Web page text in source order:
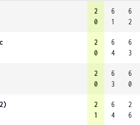
2
0
6
1
6
2
2
0
6
4
6
3
2
0
6
3
6
0
2
1
6
4
2
6